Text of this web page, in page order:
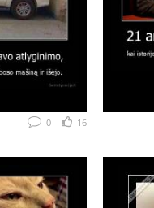
0 16